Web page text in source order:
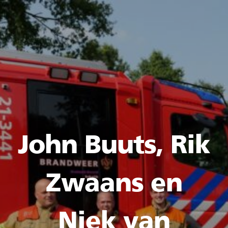
John Buuts, Rik
Zwaans en
Niek van